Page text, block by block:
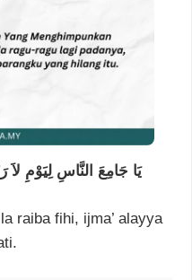
يَا جَامِعَ النَّاسِ لِيَوْمِ
raiba fihi, ijma’ alayya